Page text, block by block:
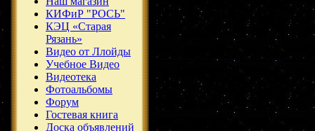
КИФиР "РОСЬ"
КЭЦ «Старая
Рязань»
Видео от Ллойды
Учебное Видео
Видеотека
Фотоальбомы
Форум
Гостевая книга
Доска объявлений